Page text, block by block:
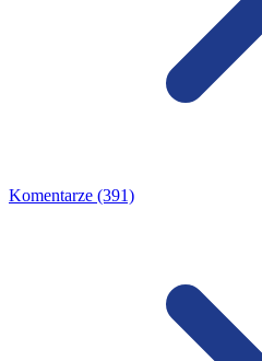
Komentarze (391)